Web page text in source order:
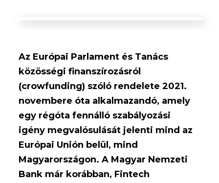
Az Európai Parlament és Tanács
közösségi finanszírozásról
(crowfunding) szóló rendelete 2021.
novembere óta alkalmazandó, amely
egy régóta fennálló szabályozási
igény megvalósulását jelenti mind az
Európai Unión belül, mind
Magyarországon. A Magyar Nemzeti
Bank már korábban, Fintech